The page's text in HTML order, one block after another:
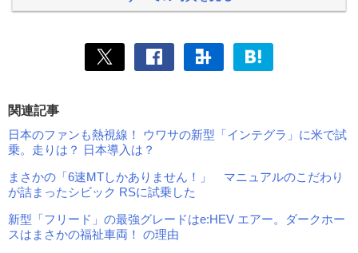
関連記事
日本のファンも熱視線！ ウワサの新型「インテグラ」に米で試
乗。走りは？ 日本導入は？
まさかの「6速MTしかありません！」 マニュアルのこだわり
が詰まったシビック RSに試乗した
新型「フリード」の最強グレードはe:HEV エアー。ダークホー
スはまさかの福祉車両！ の理由